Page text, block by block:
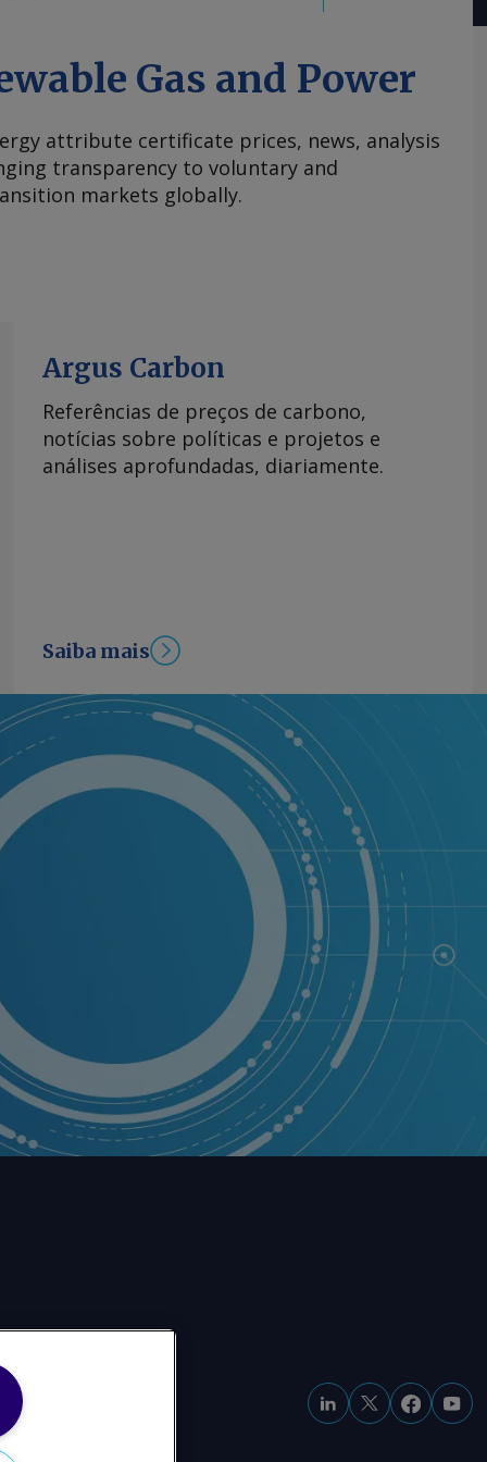
Gas and Power
attribute certificate prices, news, analysis
transparency to voluntary and
markets globally.
Argus Carbon
Referências de preços de carbono,
notícias sobre políticas e projetos e
análises aprofundadas, diariamente.
Saiba mais